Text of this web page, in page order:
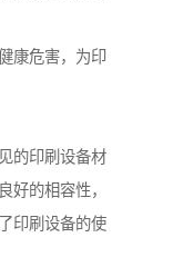
康危害，为印
的印刷设备材
好的相容性，
印刷设备的使